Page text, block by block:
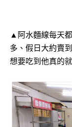
▲阿水麵線每天
多、假日大約賣
想要吃到他真的